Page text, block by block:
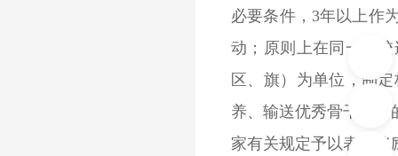
必要条件，3年以上作
动；原则上在同一学
区、旗）为单位，制
养、输送优秀骨干教
家有关规定予以表彰